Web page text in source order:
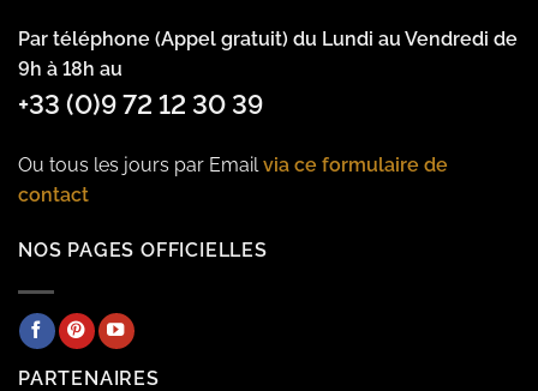
Par téléphone (Appel gratuit) du Lundi au Vendredi de
9h à 18h au
+33 (0)9 72 12 30 39
Ou tous les jours par Emailvia ce formulaire de
contact
NOS PAGES OFFICIELLES
PARTENAIRES